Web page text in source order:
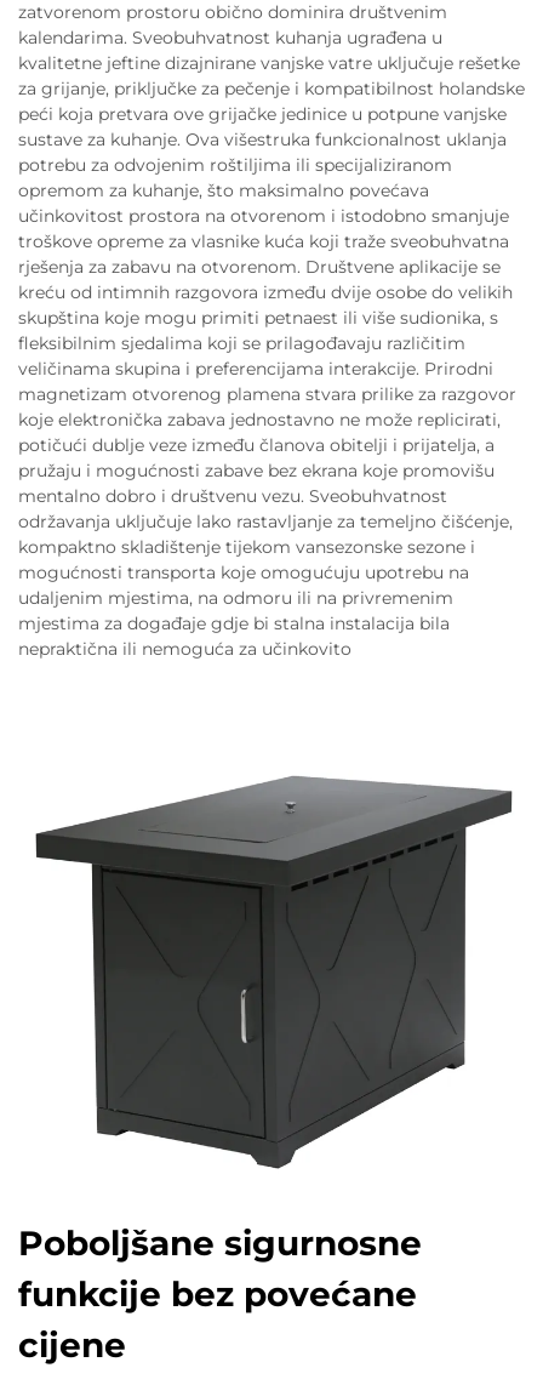
zatvorenom prostoru obično dominira društvenim
kalendarima. Sveobuhvatnost kuhanja ugrađena u
kvalitetne jeftine dizajnirane vanjske vatre uključuje rešetke
za grijanje, priključke za pečenje i kompatibilnost holandske
peći koja pretvara ove grijačke jedinice u potpune vanjske
sustave za kuhanje. Ova višestruka funkcionalnost uklanja
potrebu za odvojenim roštiljima ili specijaliziranom
opremom za kuhanje, što maksimalno povećava
učinkovitost prostora na otvorenom i istodobno smanjuje
troškove opreme za vlasnike kuća koji traže sveobuhvatna
rješenja za zabavu na otvorenom. Društvene aplikacije se
kreću od intimnih razgovora između dvije osobe do velikih
skupština koje mogu primiti petnaest ili više sudionika, s
fleksibilnim sjedalima koji se prilagođavaju različitim
veličinama skupina i preferencijama interakcije. Prirodni
magnetizam otvorenog plamena stvara prilike za razgovor
koje elektronička zabava jednostavno ne može replicirati,
potičući dublje veze između članova obitelji i prijatelja, a
pružaju i mogućnosti zabave bez ekrana koje promovišu
mentalno dobro i društvenu vezu. Sveobuhvatnost
održavanja uključuje lako rastavljanje za temeljno čišćenje,
kompaktno skladištenje tijekom vansezonske sezone i
mogućnosti transporta koje omogućuju upotrebu na
udaljenim mjestima, na odmoru ili na privremenim
mjestima za događaje gdje bi stalna instalacija bila
nepraktična ili nemoguća za učinkovito
Poboljšane sigurnosne
funkcije bez povećane
cijene